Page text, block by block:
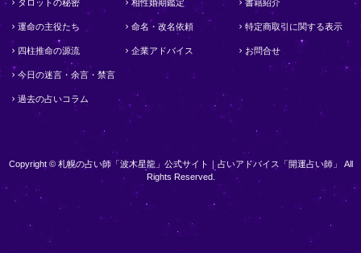
タロットの秘密
運命の主役たち
四柱推命の源流
今日の迷言・余言・禁言
過去の占いコラム
相性婚期鑑定
命名・改名依頼
企業アドバイス
書籍紹介
特定商取引に関する表示
お問合せ
Copyright © 札幌の占い師「波木星龍」公式サイト｜占いアドバイス「開運占い師」 All
Rights Reserved.